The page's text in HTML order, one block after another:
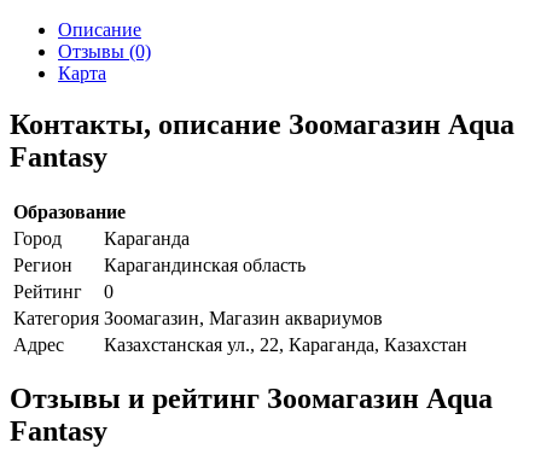
Описание
Отзывы (0)
Карта
Контакты, описание Зоомагазин Aqua
Fantasy
Образование
Город
Караганда
Регион
Карагандинская область
Рейтинг
0
Категория Зоомагазин, Магазин аквариумов
Адрес
Казахстанская ул., 22, Караганда, Казахстан
Отзывы и рейтинг Зоомагазин Aqua
Fantasy